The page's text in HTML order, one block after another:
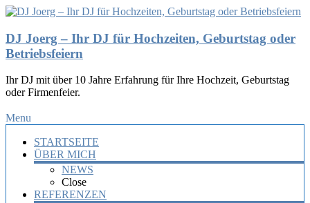
DJ Joerg – Ihr DJ für Hochzeiten, Geburtstag oder
Betriebsfeiern
Ihr DJ mit über 10 Jahre Erfahrung für Ihre Hochzeit, Geburtstag
oder Firmenfeier.
Menu
STARTSEITE
ÜBER MICH
NEWS
Close
REFERENZEN